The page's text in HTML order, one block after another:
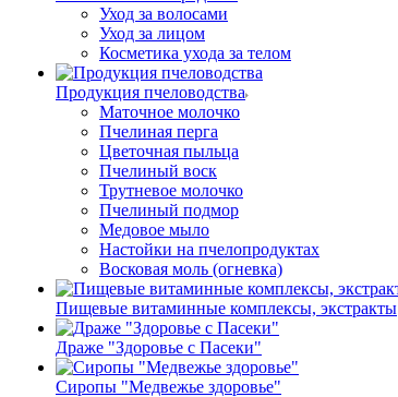
Уход за волосами
Уход за лицом
Косметика ухода за телом
Продукция пчеловодства
Маточное молочко
Пчелиная перга
Цветочная пыльца
Пчелиный воск
Трутневое молочко
Пчелиный подмор
Медовое мыло
Настойки на пчелопродуктах
Восковая моль (огневка)
Пищевые витаминные комплексы, экстракты
Драже "Здоровье с Пасеки"
Сиропы "Медвежье здоровье"